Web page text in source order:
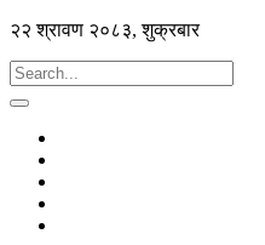
२२ श्रावण २०८३, शुक्रबार